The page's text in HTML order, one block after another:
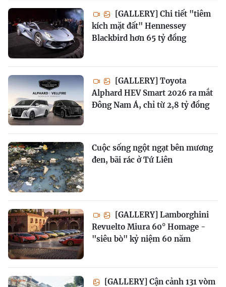
[GALLERY] Chi tiết "tiêm
kích mặt đất" Hennessey
Blackbird hơn 65 tỷ đồng
[GALLERY] Toyota
Alphard HEV Smart 2026 ra mắt
Đông Nam Á, chỉ từ 2,8 tỷ đồng
Cuộc sống ngột ngạt bên mương
đen, bãi rác ở Tứ Liên
[GALLERY] Lamborghini
Revuelto Miura 60° Homage -
"siêu bò" kỷ niệm 60 năm
[GALLERY] Cận cảnh 131 vòm